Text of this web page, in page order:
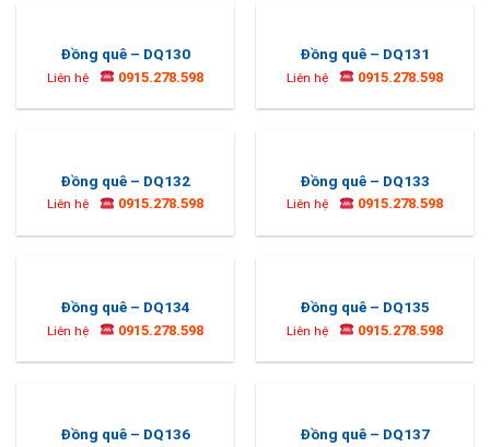
Đồng quê – DQ130
Liên hệ 0915.278.598
Đồng quê – DQ131
Liên hệ 0915.278.598
Đồng quê – DQ132
Liên hệ 0915.278.598
Đồng quê – DQ133
Liên hệ 0915.278.598
Đồng quê – DQ134
Liên hệ 0915.278.598
Đồng quê – DQ135
Liên hệ 0915.278.598
Đồng quê – DQ136 Đồng quê – DQ137